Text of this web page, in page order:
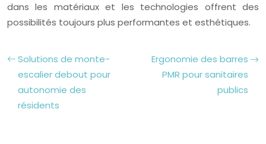
dans les matériaux et les technologies offrent des
possibilités toujours plus performantes et esthétiques.
Solutions de monte-
escalier debout pour
autonomie des
résidents
Ergonomie des barres
PMR pour sanitaires
publics